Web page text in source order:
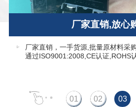
厂家直销,放心
厂家直销，一手货源,批量原材料采
通过ISO9001:2008,CE认证,ROHS认